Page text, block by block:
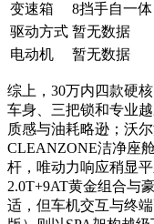
变速箱
8挡手自一体
驱动方式 暂无数据
电动机
暂无数据
综上，30万内四款硬
车身、三把锁和专业
质感与油耗略逊；沃
CLEANZONE洁净座
杆，唯动力响应稍显
2.0T+9AT黄金组合与
适，但车机交互与终